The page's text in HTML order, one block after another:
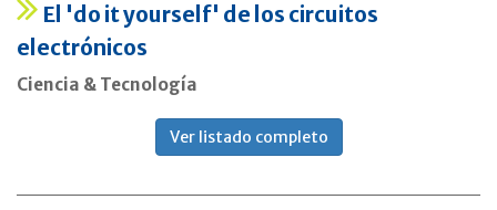
El 'do it yourself' de los circuitos
electrónicos
Ciencia & Tecnología
Ver listado completo